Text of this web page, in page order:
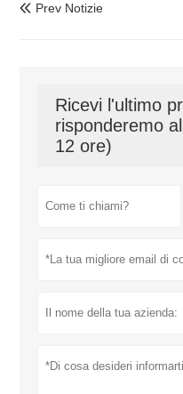
 Prev Notizie
Ricevi l'ultimo
risponderemo
12 ore)